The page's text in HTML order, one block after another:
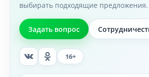
выбирать подходящие предложения.
Задать вопрос
16+